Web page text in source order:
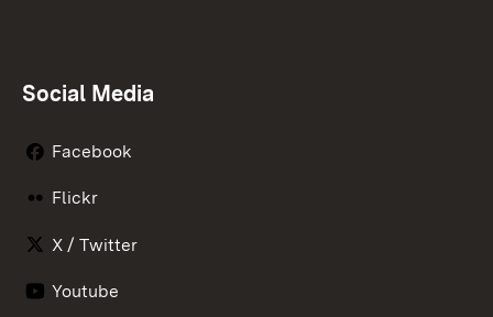
Social Media
Facebook
Flickr
X / Twitter
Youtube